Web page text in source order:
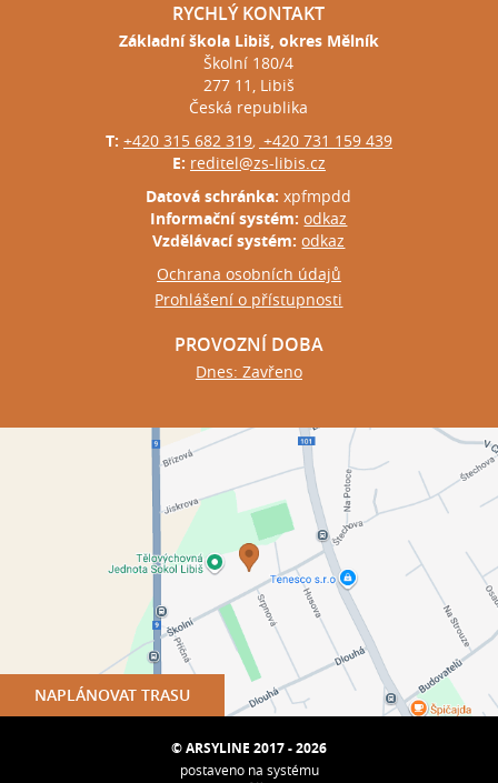
NAPLÁNOVAT TRASU
RYCHLÝ KONTAKT
Základní škola Libiš, okres Mělník
Školní 180/4
277 11, Libiš
Česká republika
T: +420 315 682 319, +420 731 159 439
E: reditel@zs-libis.cz
Datová schránka:xpfmpdd
Informační systém:odkaz
Vzdělávací systém:odkaz
Ochrana osobních údajů
Prohlášení o přístupnosti
PROVOZNÍ DOBA
Dnes: Zavřeno
© ARSYLINE 2017 - 2026
postaveno na systému